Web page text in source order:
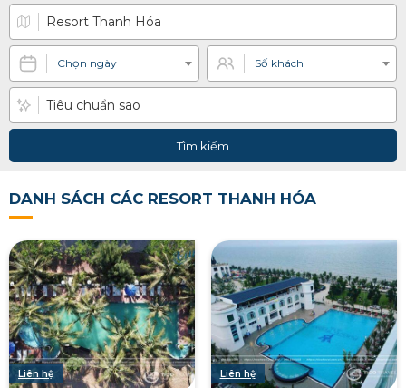
Chọn ngày Số khách
Tìm kiếm
DANH SÁCH CÁC RESORT THANH HÓA
Liên hệ Liên hệ